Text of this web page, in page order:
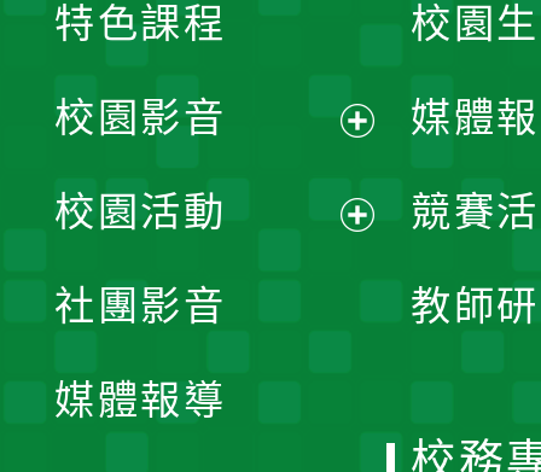
校園
媒體
競賽
教師
特色課程
校園影音
開
校園活動
社團影音
媒體報導
校務